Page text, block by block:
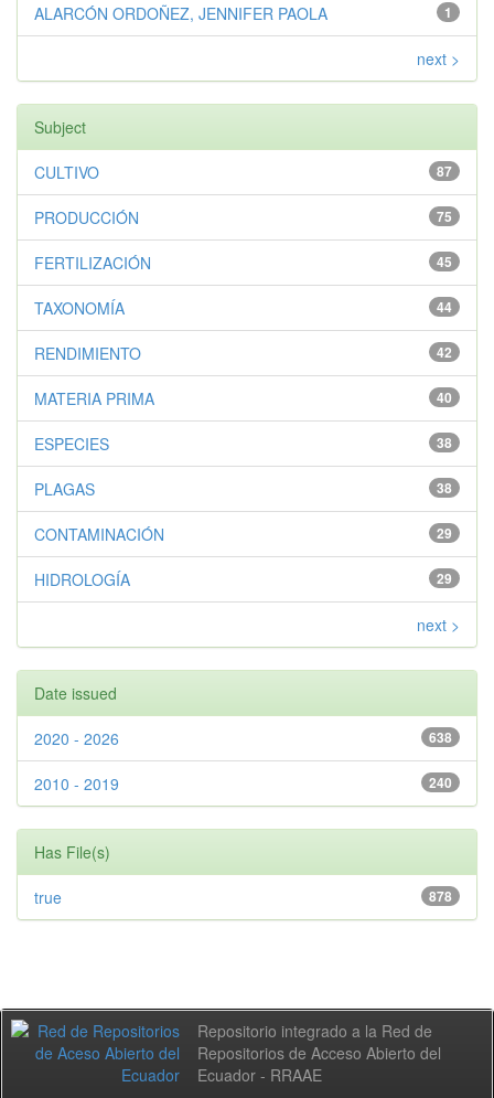
1
ALARCÓN ORDOÑEZ, JENNIFER PAOLA
next >
Subject
87
CULTIVO
75
PRODUCCIÓN
45
FERTILIZACIÓN
44
TAXONOMÍA
42
RENDIMIENTO
40
MATERIA PRIMA
38
ESPECIES
38
PLAGAS
29
CONTAMINACIÓN
29
HIDROLOGÍA
next >
Date issued
638
2020 - 2026
240
2010 - 2019
Has File(s)
878
true
Repositorio integrado a la Red de
Repositorios de Acceso Abierto del
Ecuador - RRAAE